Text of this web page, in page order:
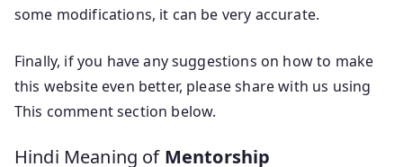
some modifications, it can be very accurate.
Finally, if you have any suggestions on how to make
this website even better, please share with us using
This comment section below.
Hindi Meaning of Mentorship